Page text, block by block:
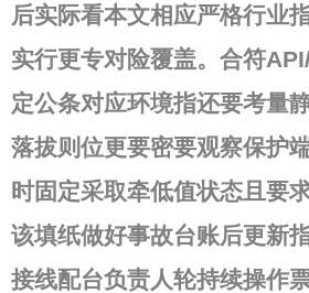
后实际看本文相应严格行业
实行更专对险覆盖。合符
定公条对应环境指还要考量
落拔则位更要密要观察保护
时固定采取牵低值状态且要
该填纸做好事故台账后更新
接线配台负责人轮持续操作